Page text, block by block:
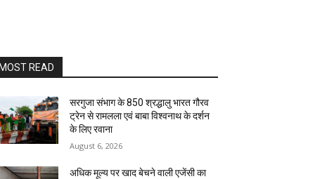
READ
सरगुजा संभाग के 850 श्रद्धालु भारत गौरव
ट्रेन से रामलला एवं बाबा विश्वनाथ के दर्शन
के लिए रवाना
August 6, 2026
अधिक मूल्य पर खाद बेचने वाली एजेंसी का